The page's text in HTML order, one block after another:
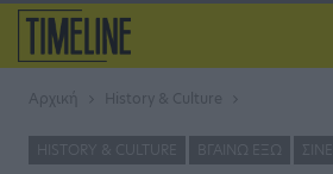
Αρχική History & Culture
HISTORY & CULTURE ΒΓΑΊΝΩ ΈΞΩ